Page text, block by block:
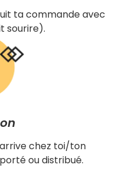
ta commande avec
sourire).
chez toi/ton
ou distribué.